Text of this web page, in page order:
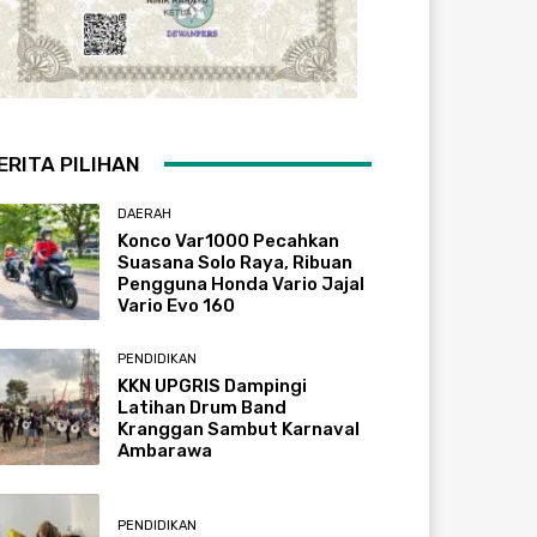
PILIHAN
DAERAH
Konco Var1000 Pecahkan
Suasana Solo Raya, Ribuan
Pengguna Honda Vario Jajal
Vario Evo 160
PENDIDIKAN
KKN UPGRIS Dampingi
Latihan Drum Band
Kranggan Sambut Karnaval
Ambarawa
PENDIDIKAN